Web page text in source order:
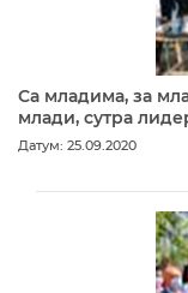
Са младима, за
млади, сутра
Датум: 25.09.2020